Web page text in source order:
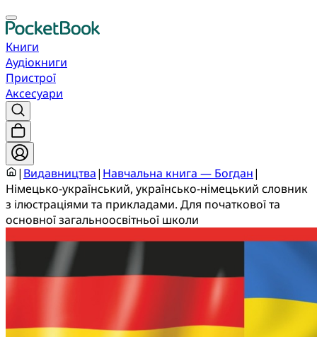
Книги
Аудіокниги
Пристрої
Аксесуари
| Видавництва| Навчальна книга — Богдан|
Німецько-український, українсько-німецький словник
з ілюстраціями та прикладами. Для початкової та
основної загальноосвітньої школи